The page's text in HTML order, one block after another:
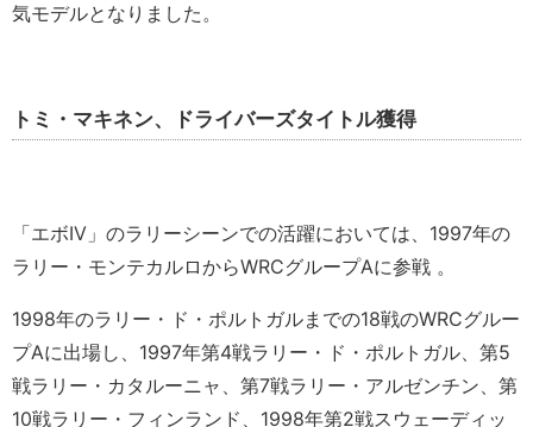
気モデルとなりました。
トミ・マキネン、ドライバーズタイトル獲得
「エボIV」のラリーシーンでの活躍においては、1997年の
ラリー・モンテカルロからWRCグループAに参戦 。
1998年のラリー・ド・ポルトガルまでの18戦のWRCグルー
プAに出場し、1997年第4戦ラリー・ド・ポルトガル、第5
戦ラリー・カタルーニャ、第7戦ラリー・アルゼンチン、第
10戦ラリー・フィンランド、1998年第2戦スウェーディッ